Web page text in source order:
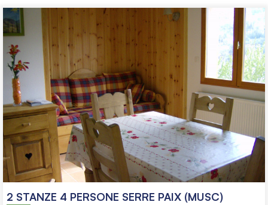
2 STANZE 4 PERSONE SERRE PAIX (MUSC)